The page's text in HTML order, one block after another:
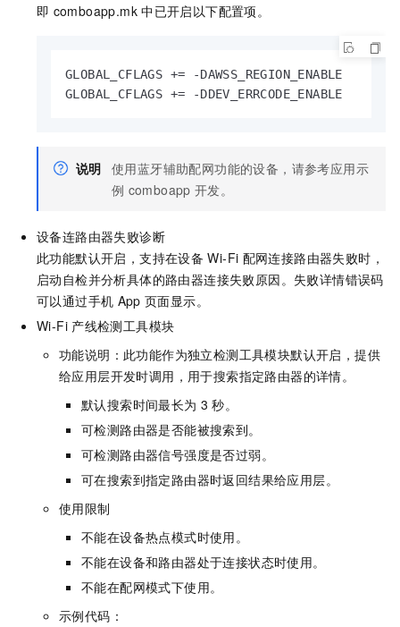
即 comboapp.mk 中已开启以下配置项。
GLOBAL_CFLAGS += -DAWSS_REGION_ENABLE
GLOBAL_CFLAGS += -DDEV_ERRCODE_ENABLE
说明 使用蓝牙辅助配网功能的设备，请参考应用示
例 comboapp 开发。
设备连路由器失败诊断
此功能默认开启，支持在设备 Wi-Fi 配网连接路由器失败时，
启动自检并分析具体的路由器连接失败原因。失败详情错误码
可以通过手机 App 页面显示。
Wi-Fi 产线检测工具模块
功能说明：此功能作为独立检测工具模块默认开启，提供
给应用层开发时调用，用于搜索指定路由器的详情。
默认搜索时间最长为 3 秒。
可检测路由器是否能被搜索到。
可检测路由器信号强度是否过弱。
可在搜索到指定路由器时返回结果给应用层。
使用限制
不能在设备热点模式时使用。
不能在设备和路由器处于连接状态时使用。
不能在配网模式下使用。
示例代码：